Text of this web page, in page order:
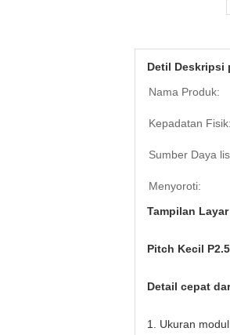
Detil Deskripsi
Nama Produk:
Kepadatan Fisik:
Sumber Daya
Menyoroti:
Tampilan
Pitch Kecil
Detail cepat
1. Ukuran